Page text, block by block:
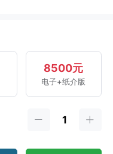
8500元
电子+纸介版